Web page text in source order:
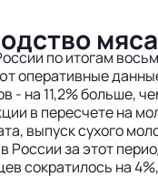
по итогам
оперативные
- на 11,2% больше,
в пересчете на
выпуск сухого
России за этот
сократилось на